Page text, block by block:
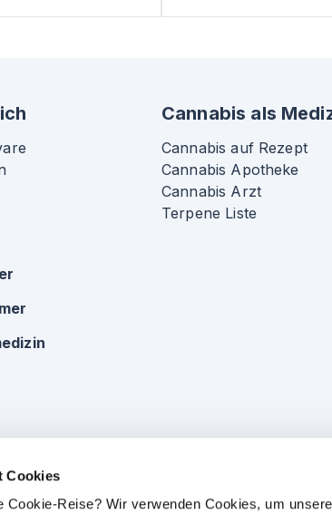
Cookies
Cookie-Reise? Wir verwenden Cookies, um
Cannabis als
Cannabis auf Rezept
Cannabis Apotheke
Cannabis Arzt
Terpene Liste